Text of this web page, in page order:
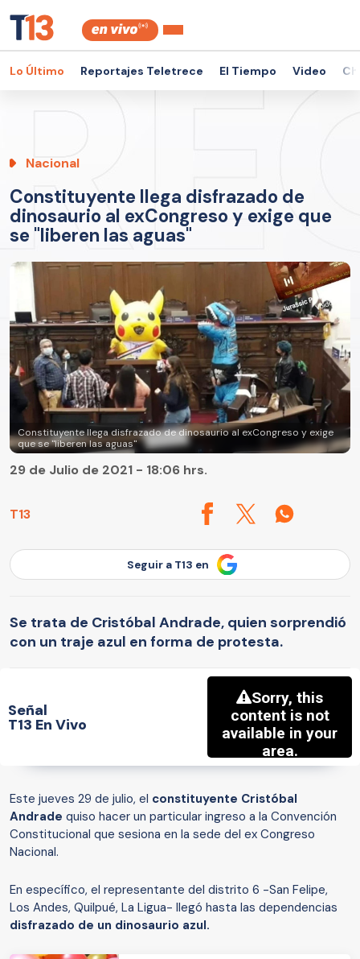
Lo Último Reportajes Teletrece El Tiempo Video
Nacional
Constituyente llega disfrazado de
dinosaurio al exCongreso y exige que
se "liberen las aguas"
Constituyente llega disfrazado de dinosaurio al exCongreso y exige
que se "liberen las aguas"
T13
29 de Julio de 2021 - 18:06 hrs.
Seguir a T13 en
Se trata de Cristóbal Andrade, quien sorprendió
con un traje azul en forma de protesta.
Señal
T13 En Vivo
Este jueves 29 de julio, el constituyente Cristóbal
Andrade quiso hacer un particular ingreso a la Convención
Constitucional que sesiona en la sede del ex Congreso
Nacional.
En específico, el representante del distrito 6 -San Felipe,
Los Andes, Quilpué, La Ligua- llegó hasta las dependencias
disfrazado de un dinosaurio azul.